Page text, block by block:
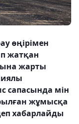
өңірімен
жатқан
жарты
сапасында мін
жұмысқа
хабарлайды